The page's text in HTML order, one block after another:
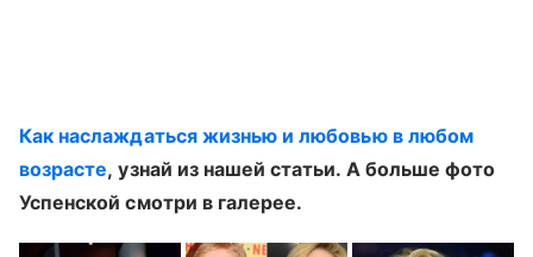
Как наслаждаться жизнью и любовью в любом
возрасте, узнай из нашей статьи. А больше фото
Успенской смотри в галерее.